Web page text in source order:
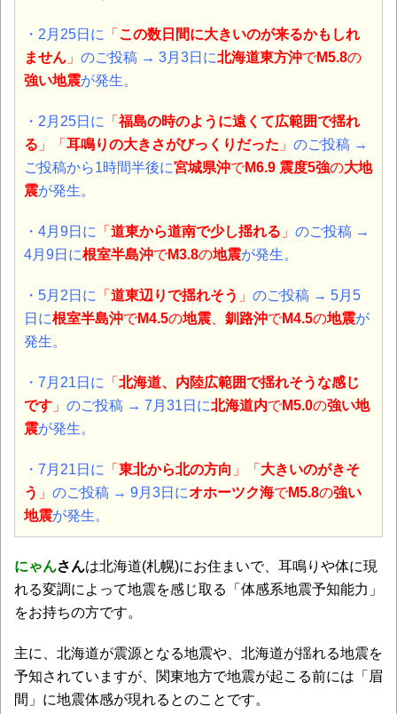
・2月25日に 「 この数日間に大きいのが来るかもしれ
ません 」 のご投稿 → 3月3日に北海道東方沖でM5.8の
強い地震が発生。
・2月25日に 「福島の時のように遠くて広範囲で揺れ
る 」「 耳鳴りの大きさがびっくりだった 」 のご投稿 →
ご投稿から1時間半後に宮城県沖でM6.9 震度5強の大地
震が発生。
・4月9日に 「 道東から道南で少し揺れる 」 のご投稿 →
4月9日に根室半島沖でM3.8の地震が発生。
・5月2日に 「 道東辺りで揺れそう 」 のご投稿 → 5月5
日に根室半島沖でM4.5の地震 釧路沖でM4.5の地震が
発生。
・7月21日に 「 北海道、内陸広範囲で揺れそうな感じ
です 」 のご投稿 → 7月31日に北海道内でM5.0の強い地
震が発生。
・7月21日に 「 東北から北の方向 」「 大きいのがきそ
う 」 のご投稿 → 9月3日にオホーツク海でM5.8の強い
地震が発生。
にゃんさんは北海道(札幌)にお住まいで、耳鳴りや体に現
れる変調によって地震を感じ取る「体感系地震予知能力」
をお持ちの方です。
主に、北海道が震源となる地震や、北海道が揺れる地震を
予知されていますが、関東地方で地震が起こる前には「眉
間」に地震体感が現れるとのことです。